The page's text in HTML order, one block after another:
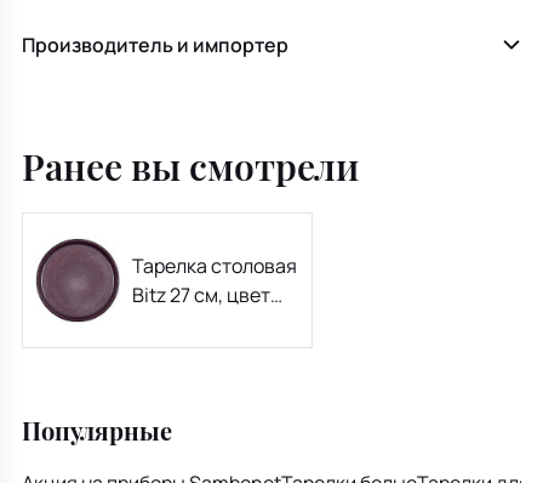
Производитель и импортер
Ранее вы смотрели
Тарелка столовая
Bitz 27 см, цвет
сиреневый
Популярные